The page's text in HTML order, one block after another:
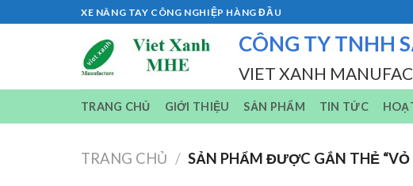
to
XE NÂNG TAY CÔNG NGHIỆP HÀNG ĐẦU
CÔNG TY TNHH
VIET XANH
TRANG CHỦ GIỚI THIỆU SẢN PHẨM TIN TỨC
TRANG CHỦ / SẢN PHẨM ĐƯỢC GẮN THẺ